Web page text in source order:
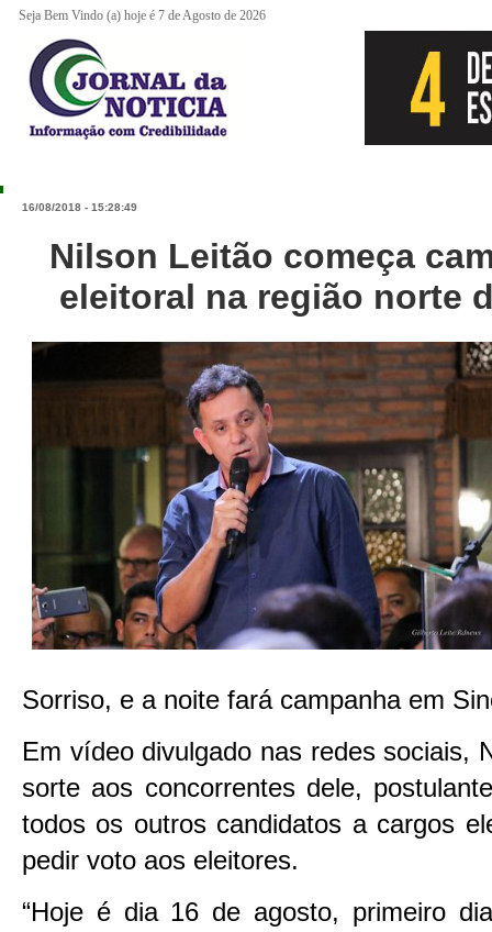
Seja Bem Vindo (a) hoje é 7 de Agosto de 2026
16/08/2018 - 15:28:49
Nilson Leitão começa
eleitoral na região norte
Sorriso, e a noite fará campanha em
Em vídeo divulgado nas redes sociais,
sorte aos concorrentes dele,
todos os outros candidatos a cargos
pedir voto aos eleitores.
“Hoje é dia 16 de agosto, primeiro